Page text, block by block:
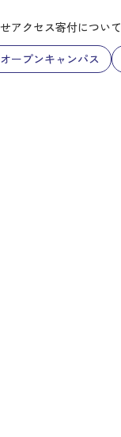
アクセス寄付について
オープンキャンパス